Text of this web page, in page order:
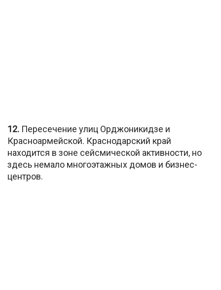
12. Пересечение улиц Орджоникидзе и
Красноармейской. Краснодарский край
находится в зоне сейсмической активности, но
здесь немало многоэтажных домов и бизнес-
центров.